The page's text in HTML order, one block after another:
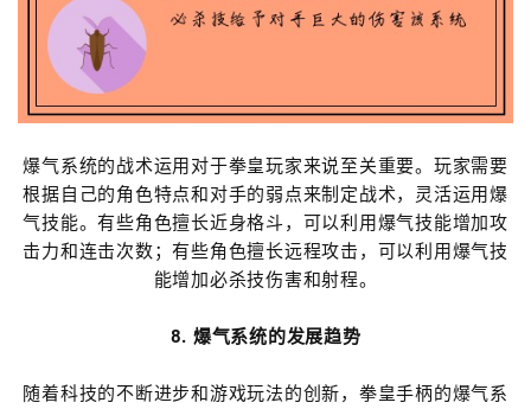
爆气系统的战术运用对于拳皇玩家来说至关重要。玩家需要
根据自己的角色特点和对手的弱点来制定战术，灵活运用爆
气技能。有些角色擅长近身格斗，可以利用爆气技能增加攻
击力和连击次数；有些角色擅长远程攻击，可以利用爆气技
能增加必杀技伤害和射程。
8. 爆气系统的发展趋势
随着科技的不断进步和游戏玩法的创新，拳皇手柄的爆气系